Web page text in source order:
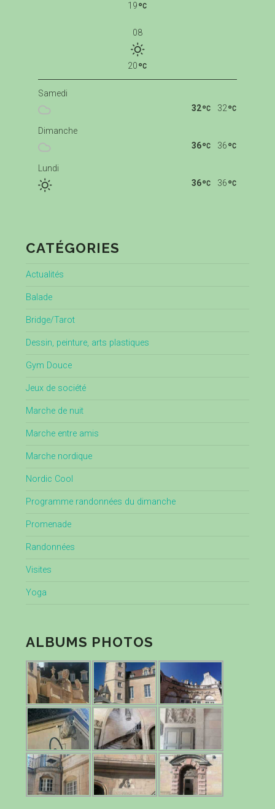
19
08
20
Samedi
32
32
Dimanche
36
36
Lundi
36
36
CATÉGORIES
Actualités
Balade
Bridge/Tarot
Dessin, peinture, arts plastiques
Gym Douce
Jeux de société
Marche de nuit
Marche entre amis
Marche nordique
Nordic Cool
Programme randonnées du dimanche
Promenade
Randonnées
Visites
Yoga
ALBUMS PHOTOS